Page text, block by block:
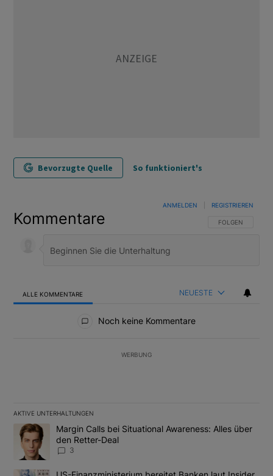
Bevorzugte Quelle So funktioniert's
Kommentare FOLGE DIESER
FOLGEN
ANMELDEN REGISTRIEREN
ALLE KOMMENTARE NEUESTE
Noch keine Kommentare
WERBUNG
AKTIVE UNTERHALTUNGEN
Das Folgende ist eine Liste der am meisten kommentierten
Ein Trendartikel mit dem Titel "Margin Calls bei Situational
Margin Calls bei Situational Awareness: Alles über
den Retter-Deal
3